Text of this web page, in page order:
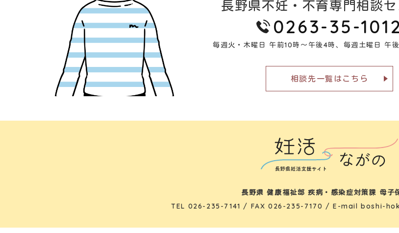
長野県不妊・不育専門相談
0263-35-1012
毎週火・木曜日 午前10時～午後4時、 毎週土曜日 午
相談先一覧はこちら
長野県 健康福祉部 疾病・感染症対策課 母子
TEL 026-235-7141 / FAX 026-235-7170 / E-mailboshi-